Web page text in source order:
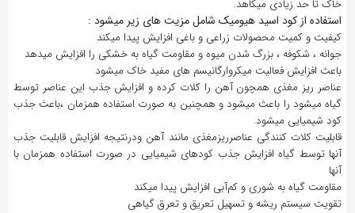
خاک تا حد زیادی میکاهد.
استفاده از کود اسید هیومیک شامل مزیت های زیر میشود :
کیفیت و کمیت محصولات زراعی و باغی افزایش پیدا میکند
جوانه‌ ، شکوفه ، بزرگ شدن میوه و مقاومت گیاه به خشکی را افزایش میدهد
باعث افزایش فعالیت میکروارگانیسم های مفید خاک میشود
عناصر ریز مغذی همچون آهن را کلات کرده و افزایش جذب این عناصر توسط
گیاه میشود را باعث میشود و همچنین به صورت استفاده همزمان ،باعث جذب
کود شیمیایی میشود.
قابلیت کلات کنندگی عناصرریزمغذی مانند آهن ودرنتیجه افزایش قابلیت جذب
آنها توسط گیاه افزایش جذب کودهای شیمیایی در صورت استفاده همزمان با
آنها
مقاومت گیاه به شوری و کم‌آبی افزایش پیدا میکند
تقویت سیستم ریشه و تسهیل تعریق و تعرق گیاهی